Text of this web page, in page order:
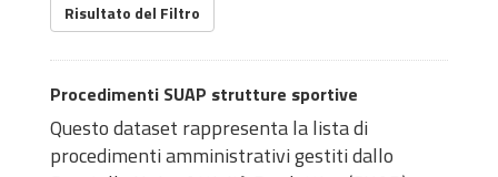
Risultato del Filtro
Procedimenti SUAP strutture sportive
Questo dataset rappresenta la lista di
procedimenti amministrativi gestiti dallo